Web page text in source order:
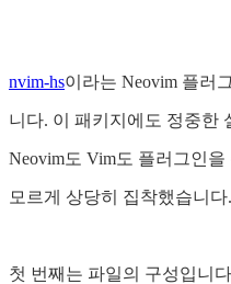
nvim-hs이라는 Neovim 플러
니다. 이 패키지에도 정중한
Neovim도 Vim도 플러그인
모르게 상당히 집착했습니다.
첫 번째는 파일의 구성입니